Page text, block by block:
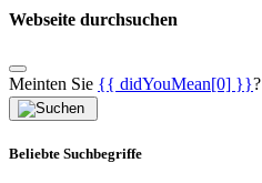
Webseite durchsuchen
Meinten Sie {{ didYouMean[0] }}?
Beliebte Suchbegriffe